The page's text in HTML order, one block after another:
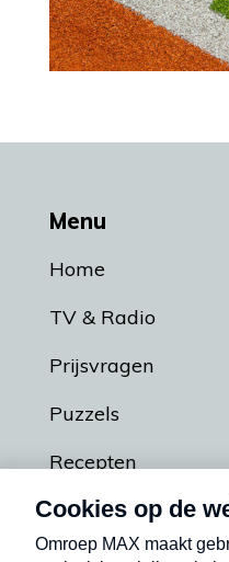
Menu
Home
TV & Radio
Prijsvragen
Puzzels
Recepten
Podcasts